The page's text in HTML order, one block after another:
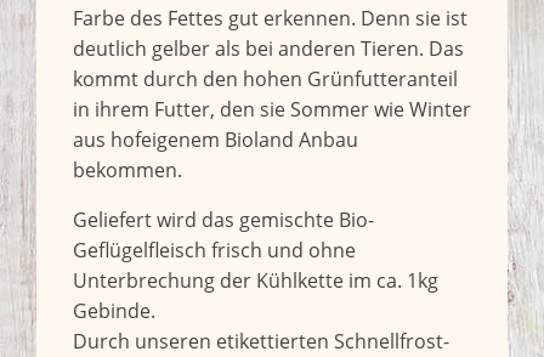
Farbe des Fettes gut erkennen. Denn sie ist
deutlich gelber als bei anderen Tieren. Das
kommt durch den hohen Grünfutteranteil
in ihrem Futter, den sie Sommer wie Winter
aus hofeigenem Bioland Anbau
bekommen.
Geliefert wird das gemischte Bio-
Geflügelfleisch frisch und ohne
Unterbrechung der Kühlkette im ca. 1kg
Gebinde.
Durch unseren etikettierten Schnellfrost-